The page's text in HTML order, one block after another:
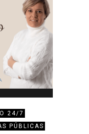
24/7
PÚBLICAS